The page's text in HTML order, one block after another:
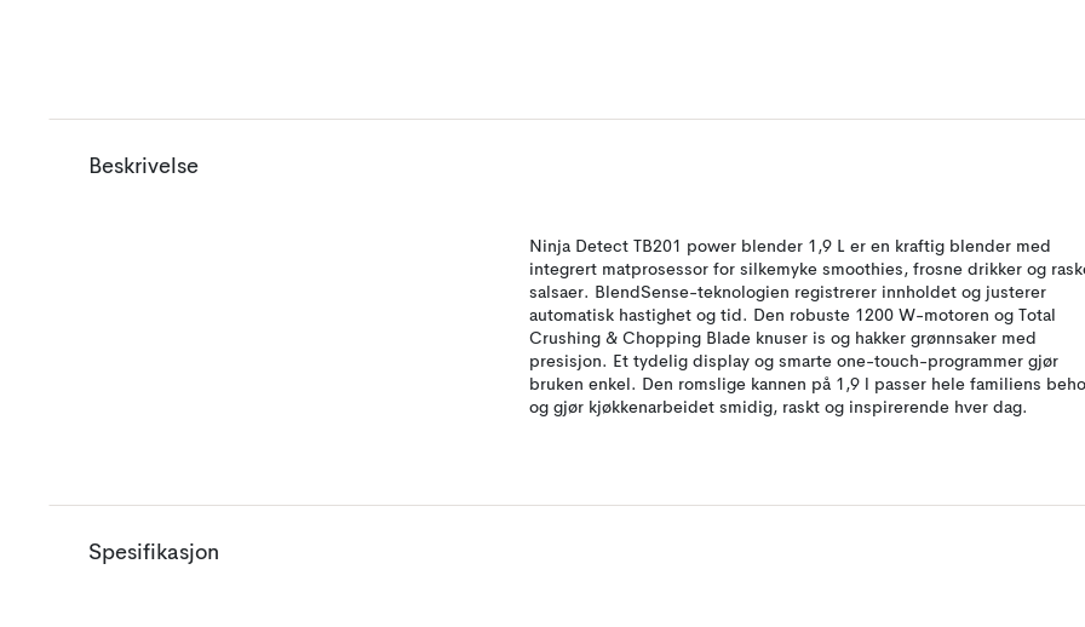
Beskrivelse
Ninja Detect TB201 power blender 1,9 L er en kraftig blender med
integrert matprosessor for silkemyke smoothies, frosne drikker og
salsaer. BlendSense-teknologien registrerer innholdet og justerer
automatisk hastighet og tid. Den robuste 1200 W-motoren og Total
Crushing & Chopping Blade knuser is og hakker grønnsaker med
presisjon. Et tydelig display og smarte one-touch-programmer gjør
bruken enkel. Den romslige kannen på 1,9 l passer hele familiens
og gjør kjøkkenarbeidet smidig, raskt og inspirerende hver dag.
Spesifikasjon